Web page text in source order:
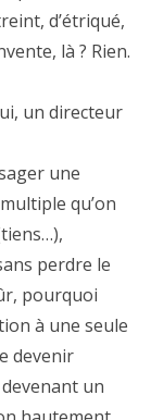
d’étriqué,
là ? Rien.
un directeur
une
qu’on
perdre le
pourquoi
à une seule
devenir
un